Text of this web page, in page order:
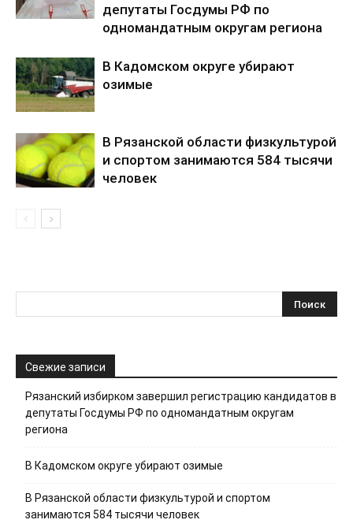
депутаты Госдумы РФ по
одномандатным округам региона
В Кадомском округе убирают
озимые
В Рязанской области физкультурой
и спортом занимаются 584 тысячи
человек
Свежие записи
Рязанский избирком завершил регистрацию кандидатов в
депутаты Госдумы РФ по одномандатным округам
региона
В Кадомском округе убирают озимые
В Рязанской области физкультурой и спортом
занимаются 584 тысячи человек